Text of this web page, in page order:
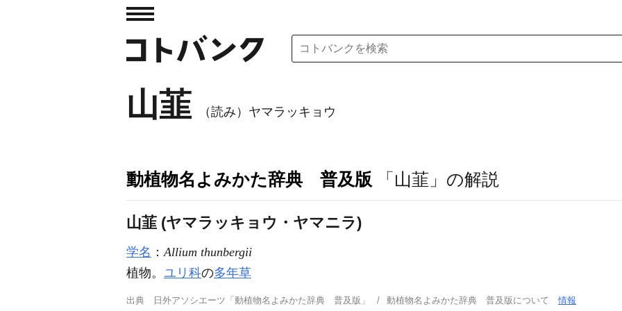
山韮 （読み）ヤマラッキョウ
動植物名よみかた辞典 普及版 「山韮」の解説
山韮 (ヤマラッキョウ・ヤマニラ)
学名 ：Allium thunbergii
植物。 ユリ科の多年草
出典 日外アソシエーツ「動植物名よみかた辞典 普及版」 動植物名よみかた辞典 普及版について情報